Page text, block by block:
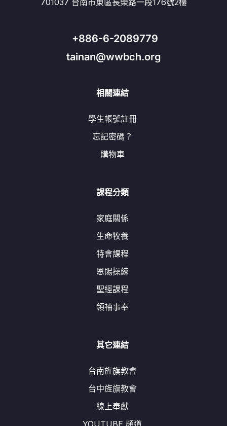
701037 台南市東區長榮路一段176號2樓
+886-6-2089779
tainan@wwbch.org
相關連結
學生帳號註冊
忘記密碼？
購物車
課程分類
家庭關係
生命牧養
特會課程
恩賜操練
聖經課程
領袖事奉
其它連結
台南旌旗教會
台中旌旗教會
線上奉獻
YOUTUBE 頻道